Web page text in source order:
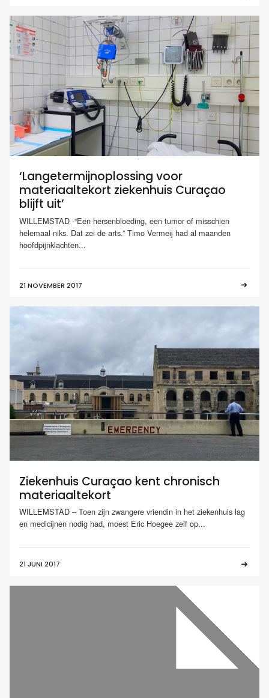
‘Langetermijnoplossing voor
materiaaltekort ziekenhuis Curaçao
blijft uit’
WILLEMSTAD -“Een hersenbloeding, een tumor of misschien
helemaal niks. Dat zei de arts.” Timo Vermeij had al maanden
hoofdpijnklachten...
21 NOVEMBER 2017
Ziekenhuis Curaçao kent chronisch
materiaaltekort
WILLEMSTAD – Toen zijn zwangere vriendin in het ziekenhuis lag
en medicijnen nodig had, moest Eric Hoegee zelf op...
21 JUNI 2017